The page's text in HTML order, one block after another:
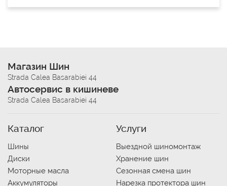
Магазин Шин
Strada Calea Basarabiei 44
Автосервис в кишиневе
Strada Calea Basarabiei 44
Каталог
Шины
Диски
Моторные масла
Аккумуляторы
Услуги
Выездной шиномонтаж
Хранение шин
Сезонная смена шин
Нарезка протектора шин